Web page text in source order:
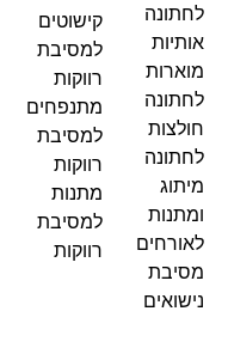
לחתונה
אותיות
מוארות
לחתונה
חולצות
לחתונה
מיתוג
ומתנות
לאורחים
מסיבת
נישואים
קישוטים
למסיבת
רווקות
מתנפחים
למסיבת
רווקות
מתנות
למסיבת
רווקות